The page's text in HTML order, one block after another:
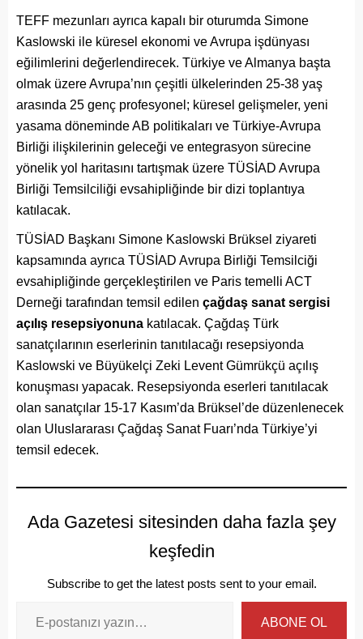
TEFF mezunları ayrıca kapalı bir oturumda Simone
Kaslowski ile küresel ekonomi ve Avrupa işdünyası
eğilimlerini değerlendirecek. Türkiye ve Almanya başta
olmak üzere Avrupa’nın çeşitli ülkelerinden 25-38 yaş
arasında 25 genç profesyonel; küresel gelişmeler, yeni
yasama döneminde AB politikaları ve Türkiye-Avrupa
Birliği ilişkilerinin geleceği ve entegrasyon sürecine
yönelik yol haritasını tartışmak üzere TÜSİAD Avrupa
Birliği Temsilciliği evsahipliğinde bir dizi toplantıya
katılacak.
TÜSİAD Başkanı Simone Kaslowski Brüksel ziyareti
kapsamında ayrıca TÜSİAD Avrupa Birliği Temsilciği
evsahipliğinde gerçekleştirilen ve Paris temelli ACT
Derneği tarafından temsil edilen çağdaş sanat sergisi
açılış resepsiyonuna katılacak. Çağdaş Türk
sanatçılarının eserlerinin tanıtılacağı resepsiyonda
Kaslowski ve Büyükelçi Zeki Levent Gümrükçü açılış
konuşması yapacak. Resepsiyonda eserleri tanıtılacak
olan sanatçılar 15-17 Kasım’da Brüksel’de düzenlenecek
olan Uluslararası Çağdaş Sanat Fuarı’nda Türkiye’yi
temsil edecek.
Ada Gazetesi sitesinden daha fazla şey
keşfedin
Subscribe to get the latest posts sent to your email.
ABONE OL